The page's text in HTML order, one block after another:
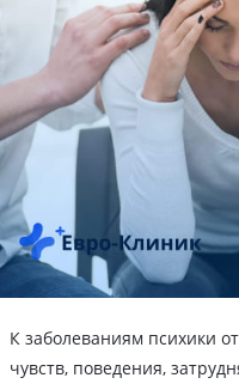
К заболеваниям психики
чувств, поведения,